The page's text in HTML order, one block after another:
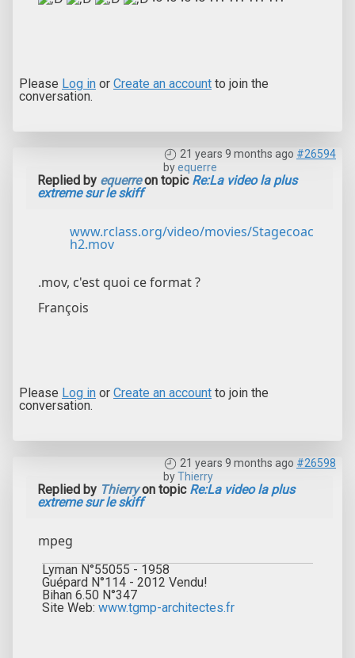
Please Log in or Create an account to join the
conversation.
21 years 9 months ago #26594
byequerre
Replied by equerreon topic Re:La video la plus
extreme sur le skiff
www.rclass.org/video/movies/Stagecoac
h2.mov
.mov, c'est quoi ce format ?
François
Please Log in or Create an account to join the
conversation.
21 years 9 months ago #26598
byThierry
Replied by Thierryon topic Re:La video la plus
extreme sur le skiff
mpeg
Lyman N°55055 - 1958
Guépard N°114 - 2012 Vendu!
Bihan 6.50 N°347
Site Web: www.tgmp-architectes.fr